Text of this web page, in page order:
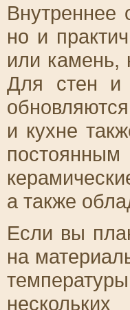
но и
или камень,
Для стен и
и кухне
постоянным
а также
Если вы
на